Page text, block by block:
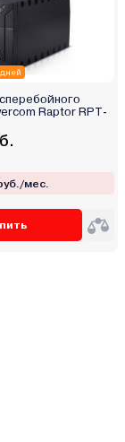
дней
Raptor RPT-
мес.